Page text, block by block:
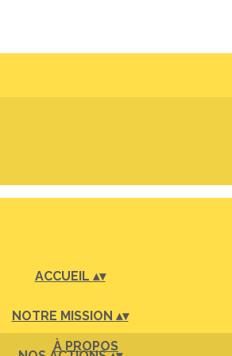
ACCUEIL ▴▾
NOTRE MISSION ▴▾
À PROPOS